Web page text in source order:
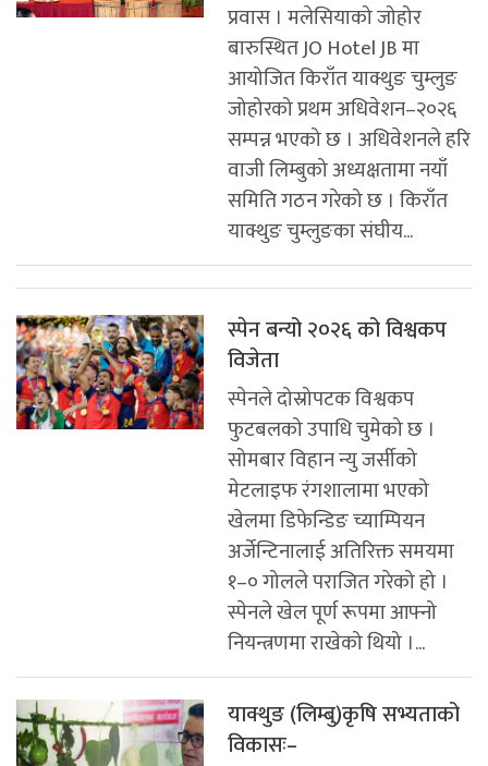
प्रवास । मलेसियाको जोहोर
बारुस्थित JO Hotel JB मा
आयोजित किराँत याक्थुङ चुम्लुङ
जोहोरको प्रथम अधिवेशन–२०२६
सम्पन्न भएको छ । अधिवेशनले हरि
वाजी लिम्बुको अध्यक्षतामा नयाँ
समिति गठन गरेको छ । किराँत
याक्थुङ चुम्लुङका संघीय...
स्पेन बन्यो २०२६ को विश्वकप
विजेता
स्पेनले दोस्रोपटक विश्वकप
फुटबलको उपाधि चुमेको छ ।
सोमबार विहान न्यु जर्सीको
मेटलाइफ रंगशालामा भएको
खेलमा डिफेन्डिङ च्याम्पियन
अर्जेन्टिनालाई अतिरिक्त समयमा
१–० गोलले पराजित गरेको हो ।
स्पेनले खेल पूर्ण रूपमा आफ्नो
नियन्त्रणमा राखेको थियो ।...
याक्थुङ (लिम्बु)कृषि सभ्यताको
विकासः–